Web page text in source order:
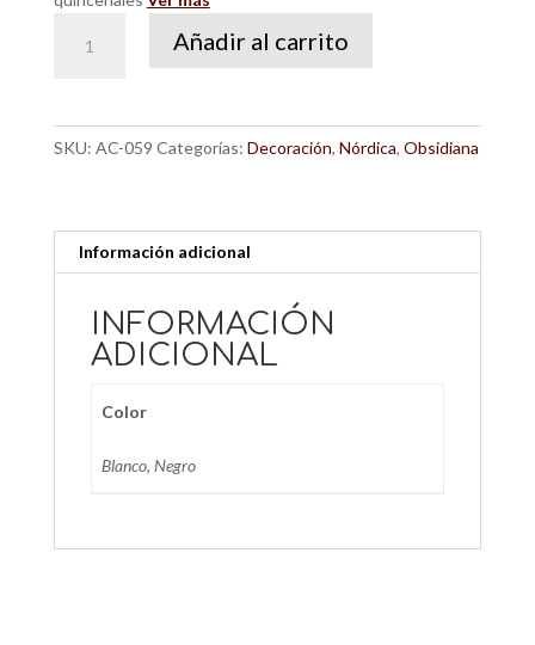
Eames
Añadir al carrito
SKU: AC-059 Categorías: Decoración, Nórdica, Obsidiana
Información adicional
INFORMACIÓN
ADICIONAL
Color
Blanco, Negro